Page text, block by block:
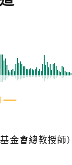
金會總教授師）